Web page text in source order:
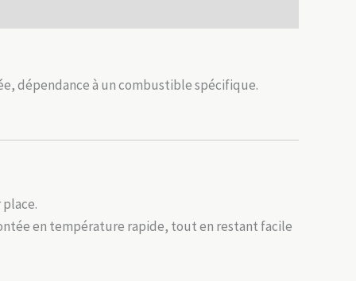
dépendance à un combustible spécifique.
en température rapide, tout en restant facile